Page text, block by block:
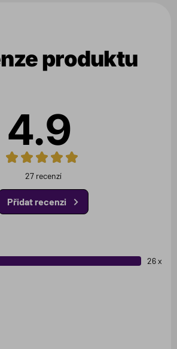
produktu
4.9
27 recenzí
Přidat recenzi
26 x